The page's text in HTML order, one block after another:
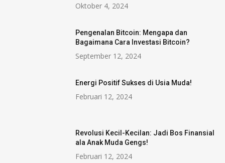
Oktober 4, 2024
Pengenalan Bitcoin: Mengapa dan
Bagaimana Cara Investasi Bitcoin?
September 12, 2024
Energi Positif Sukses di Usia Muda!
Februari 12, 2024
Revolusi Kecil-Kecilan: Jadi Bos Finansial
ala Anak Muda Gengs!
Februari 12, 2024